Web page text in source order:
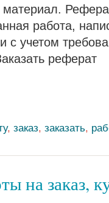
материал.
работа,
с учетом
реферат
, заказ, заказать,
на заказ,